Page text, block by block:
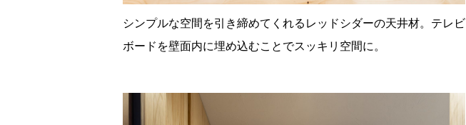
シンプルな空間を引き締めてくれるレッドシダーの天井材。テレビ
ボードを壁面内に埋め込むことでスッキリ空間に。